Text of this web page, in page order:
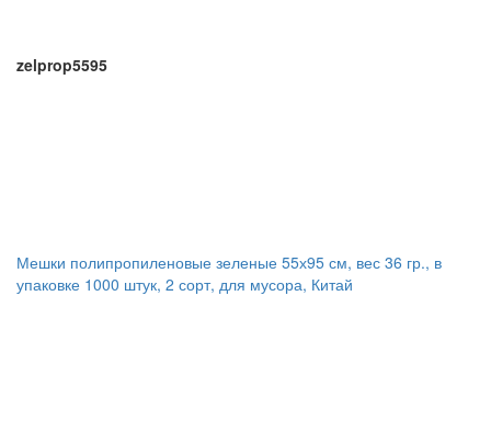
zelprop5595
Мешки полипропиленовые зеленые 55х95 см, вес 36 гр., в
упаковке 1000 штук, 2 сорт, для мусора, Китай